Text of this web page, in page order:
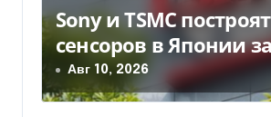
Sony и TSMC
сенсоров в Японии
млрд
Авг 10, 2026